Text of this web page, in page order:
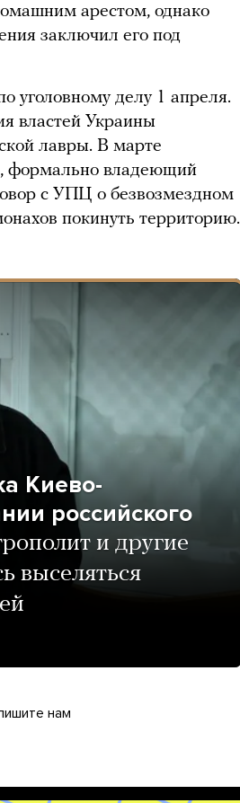
арестом, однако
заключил его под
уголовному делу 1 апреля.
властей Украины
лавры. В марте
формально владеющий
с УПЦ о безвозмездном
покинуть территорию.
Киево-
российского
и другие
выселяться
нам